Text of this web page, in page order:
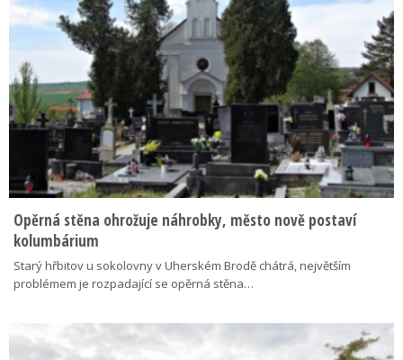
Opěrná stěna ohrožuje náhrobky, město nově postaví
kolumbárium
Starý hřbitov u sokolovny v Uherském Brodě chátrá, největším
problémem je rozpadající se opěrná stěna…